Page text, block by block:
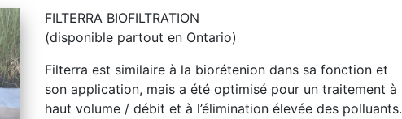
FILTERRA BIOFILTRATION
(disponible partout en Ontario)
Filterra est similaire à la biorétenion dans sa fonction et
son application, mais a été optimisé pour un traitement à
haut volume / débit et à l’élimination élevée des polluants.